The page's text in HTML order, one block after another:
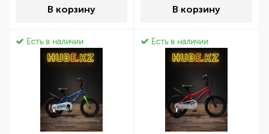
В корзину В корзину
Есть в наличии Есть в наличии